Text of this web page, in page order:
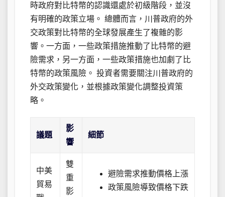
時政府對比特幣的認識還處於初級階段，並沒
有明確的政策立場。 總體而言，川普政府的外
交政策對比特幣的全球發展產生了複雜的影
響。一方面，一些政策措施推動了比特幣的避
險需求，另一方面，一些政策措施也加劇了比
特幣的政策風險。 投資者需要關注川普政府的
外交政策變化，並根據政策變化調整投資策
略。
議題
影
響
細節
中美
貿易
雙
重
影
避險需求推動價格上漲
政策風險導致價格下跌